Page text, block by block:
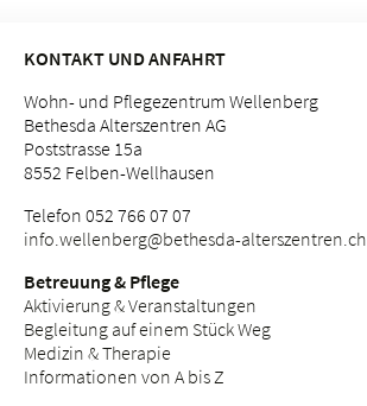
KONTAKT UND ANFAHRT
Wohn- und Pflegezentrum Wellenberg
Bethesda Alterszentren AG
Poststrasse 15a
8552 Felben-Wellhausen
Telefon 052 766 07 07
info.wellenberg@bethesda-alterszentren.ch
Betreuung & Pflege
Aktivierung & Veranstaltungen
Begleitung auf einem Stück Weg
Medizin & Therapie
Informationen von A bis Z